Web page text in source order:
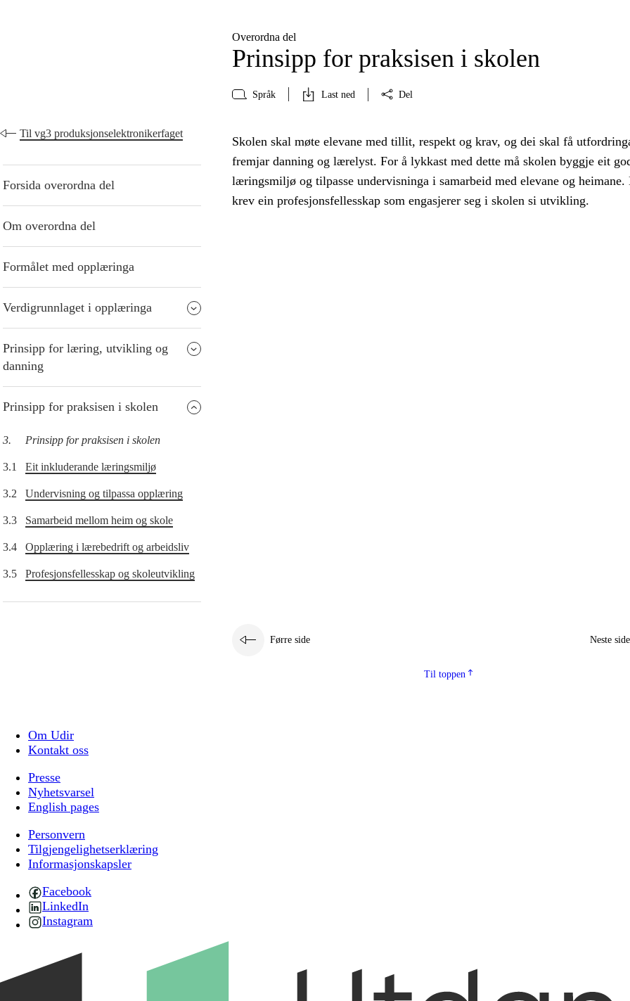
Overordna del
Prinsipp for praksisen i skolen
Språk Last ned Del
Til vg3 produksjonselektronikerfaget
Forsida overordna del
Om overordna del
Formålet med opplæringa
Verdigrunnlaget i opplæringa
Prinsipp for læring, utvikling og
danning
Prinsipp for praksisen i skolen
3. Prinsipp for praksisen i skolen
3.1 Eit inkluderande læringsmiljø
3.2 Undervisning og tilpassa opplæring
3.3 Samarbeid mellom heim og skole
3.4 Opplæring i lærebedrift og arbeidsliv
3.5 Profesjonsfellesskap og skoleutvikling
Skolen skal møte elevane med tillit, respekt og krav, og dei skal få
fremjar danning og lærelyst. For å lykkast med dette må skolen byggje eit
læringsmiljø og tilpasse undervisninga i samarbeid med elevane og heimane.
krev ein profesjonsfellesskap som engasjerer seg i skolen si utvikling.
Førre side Neste side
Til toppen
Om Udir
Kontakt oss
Presse
Nyhetsvarsel
English pages
Personvern
Tilgjengelighetserklæring
Informasjonskapsler
Facebook
LinkedIn
Instagram